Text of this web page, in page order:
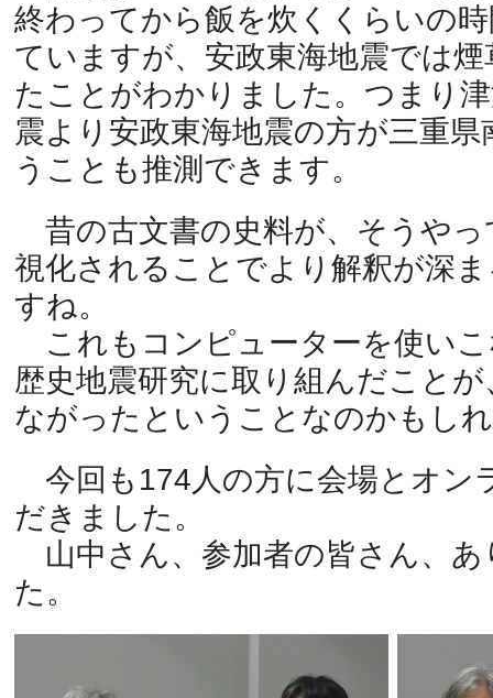
終わってから飯を炊くくらいの
ていますが、安政東海地震では
たことがわかりました。つまり
震より安政東海地震の方が三重
うことも推測できます。
昔の古文書の史料が、そうやっ
視化されることでより解釈が深
すね。
これもコンピューターを使い
歴史地震研究に取り組んだこと
ながったということなのかもし
今回も174人の方に会場とオン
だきました。
山中さん、参加者の皆さん、
た。